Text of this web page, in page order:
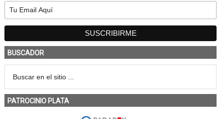
BUSCADOR
PATROCINIO PLATA